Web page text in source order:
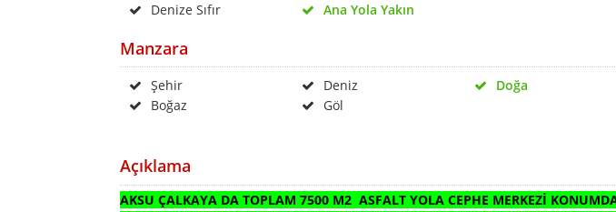
Denize Sıfır
Ana Yola Yakın
Manzara
Şehir Deniz
Doğa
Boğaz
Göl
Açıklama
AKSU ÇALKAYA DA TOPLAM 7500 M2 ASFALT YOLA CEPHE MERKEZİ